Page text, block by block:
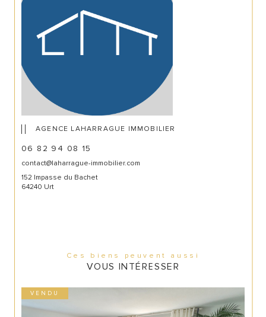
AGENCE LAHARRAGUE IMMOBILIER
06 82 94 08 15
contact@laharrague-immobilier.com
152 Impasse du Bachet
64240 Urt
Ces biens peuvent aussi
VOUS INTÉRESSER
VENDU